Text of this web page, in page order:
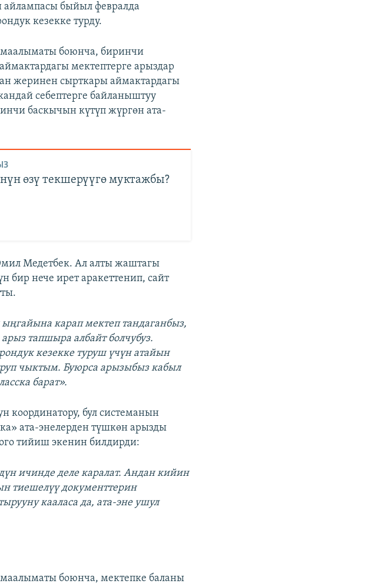
айлампасы быйыл февралда
кезекке турду.
боюнча, биринчи
мектептерге арыздар
жеринен сырткары аймактардагы
себептерге байланыштуу
баскычын күтүп жүргөн ата-
өзү текшерүүгө муктажбы?
Медетбек. Ал алты жаштагы
бир нече ирет аракеттенип, сайт
карап мектеп тандаганбыз,
тапшыра албайт болчубуз.
кезекке туруш үчүн атайын
чыктым. Буюрса арызыбыз кабыл
барат».
координатору, бул системанын
ата-энелерден түшкөн арызды
тийиш экенин билдирди:
ичинде деле каралат. Андан кийин
тиешелүү документтерин
кааласа да, ата-эне ушул
боюнча, мектепке баланы